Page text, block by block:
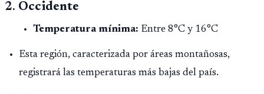
2. Occidente
Temperatura mínima: Entre 8°C y 16°C
Esta región, caracterizada por áreas montañosas,
registrará las temperaturas más bajas del país.